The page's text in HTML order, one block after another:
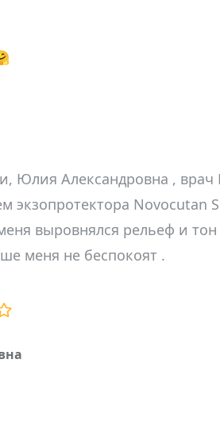
Юлия Александровна , врач
экзопротектора Novocutan
выровнялся рельеф и
меня не беспокоят .